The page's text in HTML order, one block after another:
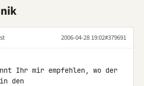
2006-04-28 19:02#379691
Ihr mir empfehlen, wo der
den